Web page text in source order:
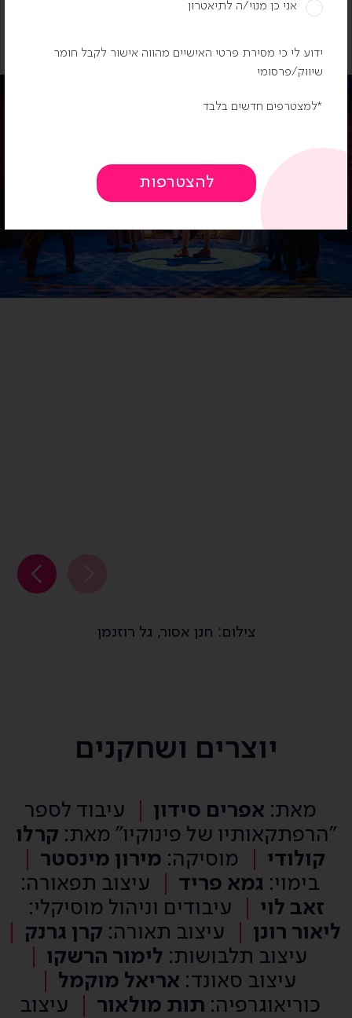
צילום: חנן אסור, גל רוזנמן
יוצרים ושחקנים
מאת: אפרים סידון
עיבוד לספר
"הרפתקאותיו של פינוקיו" מאת: קרלו
קולודי
מוסיקה: מירון מינסטר
בימוי: גמא פריד
עיצוב תפאורה:
זאב לוי
עיבודים וניהול מוסיקלי:
ליאור רונן
עיצוב תאורה: קרן גרנק
עיצוב תלבושות: לימור הרשקו
עיצוב סאונד: אריאל מוקמל
כוריאוגרפיה: תות מולאור
עיצוב
אני כן מנוי/ה לתיאטרון
ידוע לי כי מסירת פרטי האישיים מהווה אישור לקבל חומר
שיווק/פרסומי
למצטרפים חדשים בלבד